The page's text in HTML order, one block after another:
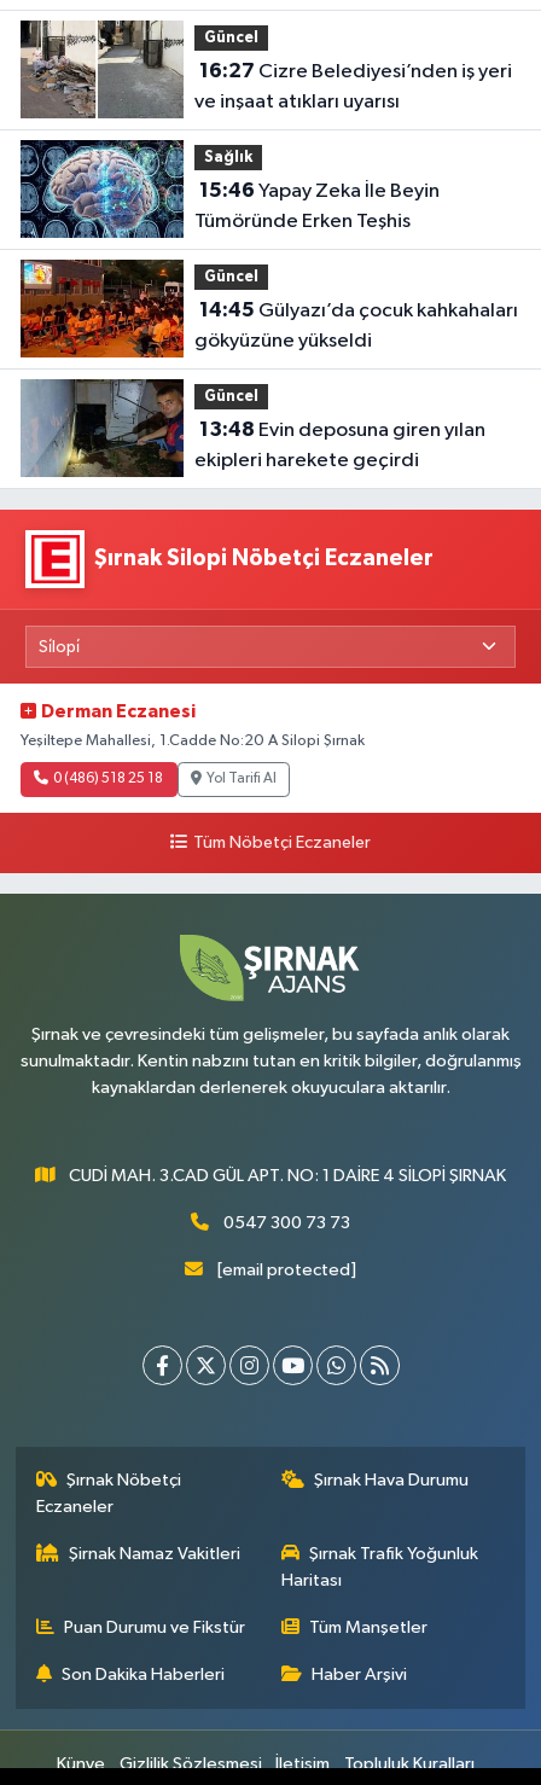
Güncel
16:27
ve inşaat atıkları uyarısı
Sağlık
15:46
Tümöründe Erken Teşhis
Güncel
14:45
gökyüzüne yükseldi
Güncel
13:48
ekipleri harekete geçirdi
Şırnak Silopi Nöbetçi Eczaneler
Derman Eczanesi
Yeşiltepe Mahallesi, 1.Cadde No:20 A Silopi Şırnak
0 (486) 518 25 18 Yol Tarifi Al
Tüm Nöbetçi Eczaneler
Şırnak ve çevresindeki tüm gelişmeler, bu sayfada anlık olarak
sunulmaktadır. Kentin nabzını tutan en kritik bilgiler, doğrulanmış
kaynaklardan derlenerek okuyuculara aktarılır.
CUDİ MAH. 3.CAD GÜL APT. NO: 1 DAİRE 4 SİLOPİ ŞIRNAK
0547 300 73 73
[email protected]
Şırnak Nöbetçi
Eczaneler
Şırnak Hava Durumu
Şirnak Namaz Vakitleri
Şırnak Trafik Yoğunluk
Haritası
Puan Durumu ve Fikstür Tüm Manşetler
Son Dakika Haberleri Haber Arşivi
Künye Gizlilik Sözleşmesi İletişim
Topluluk Kuralları